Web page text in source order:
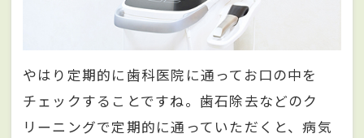
やはり定期的に歯科医院に通ってお口の中を
チェックすることですね。歯石除去などのク
リーニングで定期的に通っていただくと、病気